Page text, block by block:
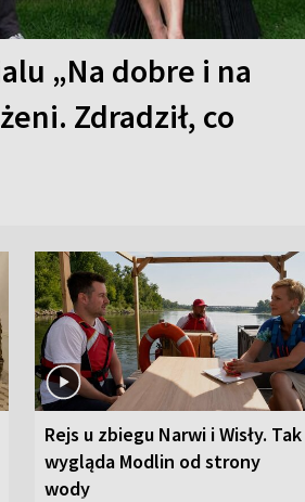
„Na dobre i na
Zdradził, co
Rejs u zbiegu Narwi i Wisły. Tak
wygląda Modlin od strony
wody